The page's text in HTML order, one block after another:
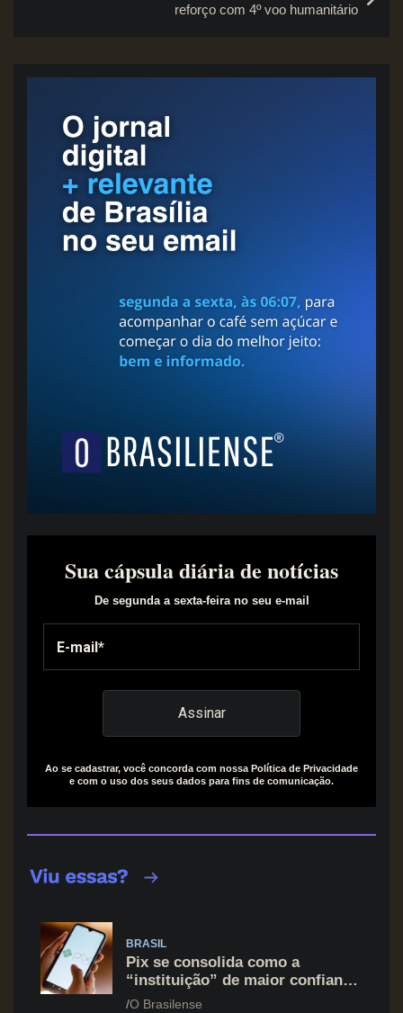
reforço com 4º voo humanitário
Sua cápsula diária de notícias
De segunda a sexta-feira no seu e-mail
Ao se cadastrar, você concorda com nossa Política de Privacidade
e com o uso dos seus dados para fins de comunicação.
BRASIL
Pix se consolida como a
“instituição” de maior confiança
do brasileiro, supera Igreja e
O Brasilense